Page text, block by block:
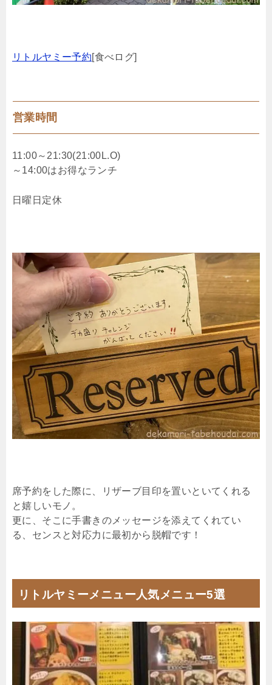
リトルヤミー予約[食べログ]
営業時間
11:00～21:30(21:00L.O)
～14:00はお得なランチ
日曜日定休
席予約をした際に、リザーブ目印を置いといてくれる
と嬉しいモノ。
更に、そこに手書きのメッセージを添えてくれてい
る、センスと対応力に最初から脱帽です！
リトルヤミーメニュー人気メニュー5選